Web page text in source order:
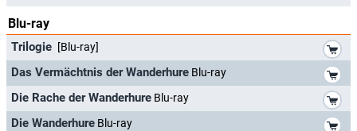
Blu-ray
Trilogie [Blu-ray]
Das Vermächtnis der Wanderhure Blu-ray
Die Rache der Wanderhure Blu-ray
Die Wanderhure Blu-ray